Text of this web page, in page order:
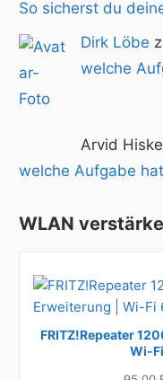
So sicherst du
Dirk Löbe
welche
Arvid
welche Aufgabe
WLAN
FRITZ!Repeater
Wi-